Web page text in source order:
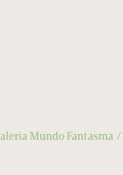
Mundo Fantasma